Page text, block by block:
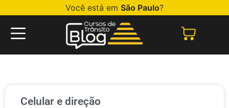
Você está em São Paulo?
Celular e direção